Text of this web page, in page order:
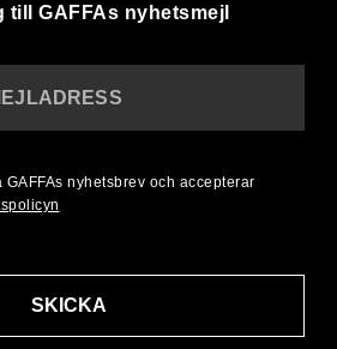
till GAFFAs nyhetsmejl
SKICKA
nyhetsbrev och accepterar